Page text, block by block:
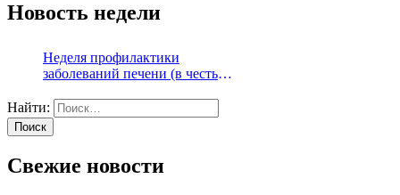
Новость недели
Неделя профилактики
заболеваний печени (в честь
гепатитом 28 июля)
Найти:
Свежие новости